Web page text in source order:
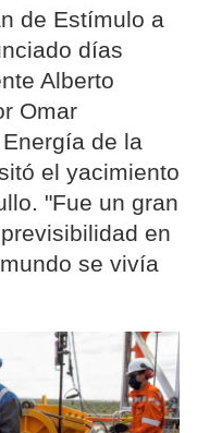
de Estímulo a
días
Alberto
Omar
de la
el yacimiento
"Fue un gran
en
se vivía